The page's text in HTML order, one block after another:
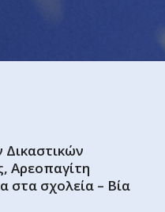
Δικαστικών
Αρεοπαγίτη
στα σχολεία – Βία